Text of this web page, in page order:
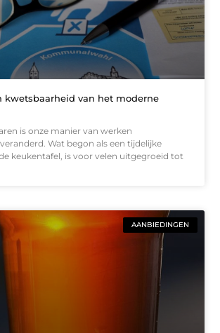
kwetsbaarheid van het moderne
is onze manier van werken
Wat begon als een tijdelijke
keukentafel, is voor velen uitgegroeid tot
AANBIEDINGEN